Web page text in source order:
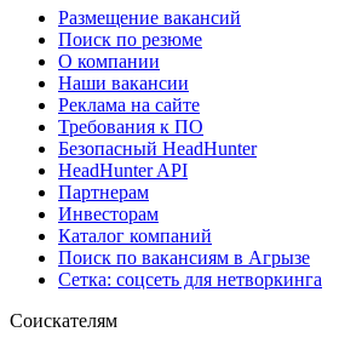
Размещение вакансий
Поиск по резюме
О компании
Наши вакансии
Реклама на сайте
Требования к ПО
Безопасный HeadHunter
HeadHunter API
Партнерам
Инвесторам
Каталог компаний
Поиск по вакансиям в Агрызе
Сетка: соцсеть для нетворкинга
Соискателям